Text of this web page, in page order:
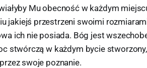
Mu obecność w każdym
jakiejś przestrzeni swoimi
ich nie posiada. Bóg jest
stwórczą w każdym bycie
swoje poznanie.